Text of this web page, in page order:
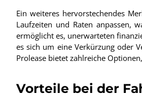
Ein weiteres hervorstechendes
Laufzeiten und Raten anpassen,
ermöglicht es, unerwarteten
es sich um eine Verkürzung oder
Prolease bietet zahlreiche
Vorteile bei der